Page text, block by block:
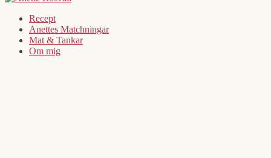
Recept
Anettes Matchningar
Mat & Tankar
Om mig